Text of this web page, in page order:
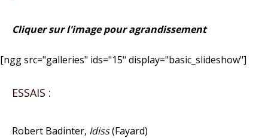
Cliquer sur l'image pour agrandissement
[ngg src="galleries" ids="15" display="basic_slideshow"]
ESSAIS :
Robert Badinter, Idiss(Fayard)